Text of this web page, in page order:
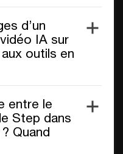
d’un
IA sur
outils en
entre le
Step dans
Quand